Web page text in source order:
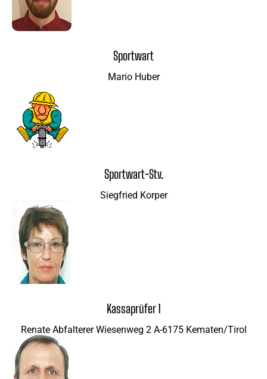
Sportwart
Mario Huber
Sportwart-Stv.
Siegfried Korper
Kassaprüfer 1
Renate Abfalterer Wiesenweg 2 A-6175 Kematen/Tirol